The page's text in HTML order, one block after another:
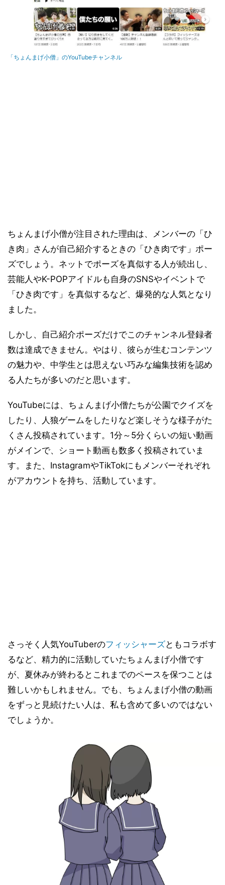
「ちょんまげ小僧」のYouTubeチャンネル
ちょんまげ小僧が注目された理由は、メンバーの「ひ
き肉」さんが自己紹介するときの「ひき肉です」ポー
ズでしょう。ネットでポーズを真似する人が続出し、
芸能人やK-POPアイドルも自身のSNSやイベントで
「ひき肉です」を真似するなど、爆発的な人気となり
ました。
しかし、自己紹介ポーズだけでこのチャンネル登録者
数は達成できません。やはり、彼らが生むコンテンツ
の魅力や、中学生とは思えない巧みな編集技術を認め
る人たちが多いのだと思います。
YouTubeには、ちょんまげ小僧たちが公園でクイズを
したり、人狼ゲームをしたりなど楽しそうな様子がた
くさん投稿されています。1分～5分くらいの短い動画
がメインで、ショート動画も数多く投稿されていま
す。また、InstagramやTikTokにもメンバーそれぞれ
がアカウントを持ち、活動しています。
さっそく人気YouTuberのフィッシャーズともコラボす
るなど、精力的に活動していたちょんまげ小僧です
が、夏休みが終わるとこれまでのペースを保つことは
難しいかもしれません。でも、ちょんまげ小僧の動画
をずっと見続けたい人は、私も含めて多いのではない
でしょうか。